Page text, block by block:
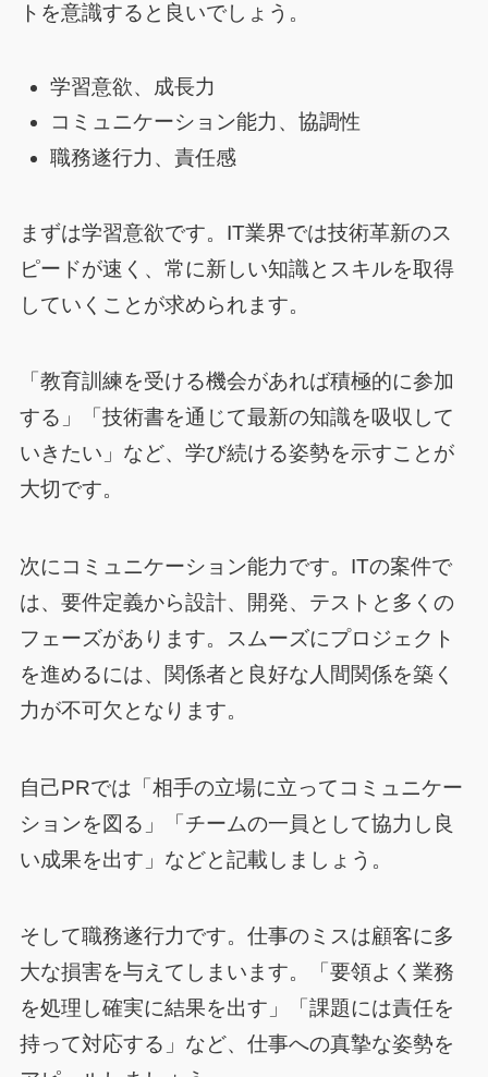
トを意識すると良いでしょう。
学習意欲、成長力
コミュニケーション能力、協調性
職務遂行力、責任感
まずは学習意欲です。IT業界では技術革新のス
ピードが速く、常に新しい知識とスキルを取得
していくことが求められます。
「教育訓練を受ける機会があれば積極的に参加
する」「技術書を通じて最新の知識を吸収して
いきたい」など、学び続ける姿勢を示すことが
大切です。
次にコミュニケーション能力です。ITの案件で
は、要件定義から設計、開発、テストと多くの
フェーズがあります。スムーズにプロジェクト
を進めるには、関係者と良好な人間関係を築く
力が不可欠となります。
自己PRでは「相手の立場に立ってコミュニケー
ションを図る」「チームの一員として協力し良
い成果を出す」などと記載しましょう。
そして職務遂行力です。仕事のミスは顧客に多
大な損害を与えてしまいます。「要領よく業務
を処理し確実に結果を出す」「課題には責任を
持って対応する」など、仕事への真摯な姿勢を